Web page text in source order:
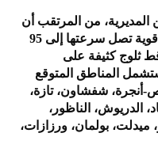
المديرية، من المرتقب أن
تشهد العديد من المناطق هبات رياح قوية تصل سرعتها إلى 95
ثلوج كثيفة على
تتجاوز 1400 متر. وستشمل المناطق المتوقع
أنجرة، شفشاون، تازة،
الدريوش، الناظور،
ميدلت، بولمان، ورزازات،